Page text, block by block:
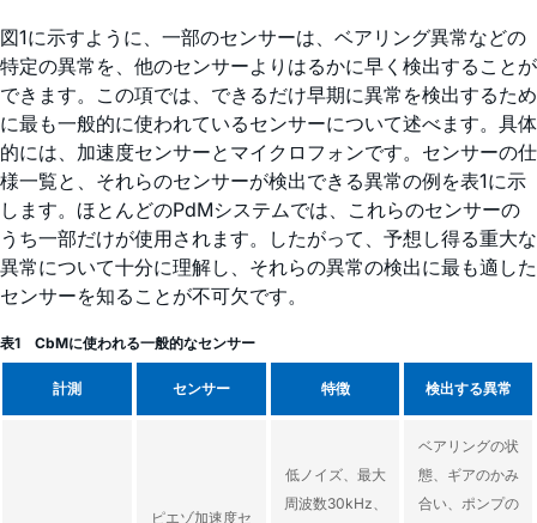
図1に示すように、一部のセンサーは、ベアリング異常などの
特定の異常を、他のセンサーよりはるかに早く検出することが
できます。この項では、できるだけ早期に異常を検出するため
に最も一般的に使われているセンサーについて述べます。具体
的には、加速度センサーとマイクロフォンです。センサーの仕
様一覧と、それらのセンサーが検出できる異常の例を表1に示
します。ほとんどのPdMシステムでは、これらのセンサーの
うち一部だけが使用されます。したがって、予想し得る重大な
異常について十分に理解し、それらの異常の検出に最も適した
センサーを知ることが不可欠です。
表1 CbMに使われる一般的なセンサー
計測 センサー 特徴 検出する異常
ピエゾ加速度セ
低ノイズ、最大
周波数30kHz、
ベアリングの状
態、ギアのかみ
合い、ポンプの